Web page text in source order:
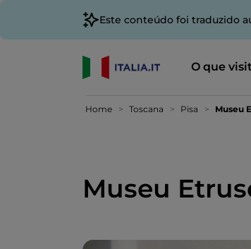
Este conteúdo foi traduzido
O que
Home Toscana Pisa Museu
Museu